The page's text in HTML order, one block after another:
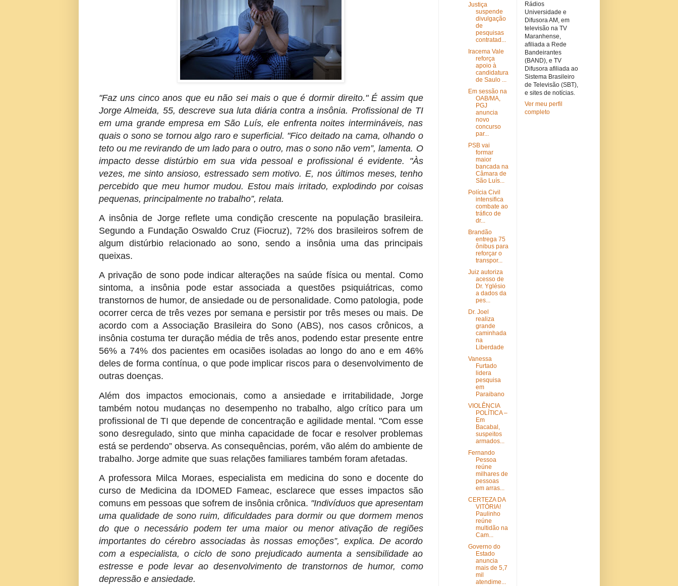
"Faz uns cinco anos que eu não sei mais o que é dormir direito." É assim que
Jorge Almeida, 55, descreve sua luta diária contra a insônia. Profissional de TI
em uma grande empresa em São Luís, ele enfrenta noites intermináveis, nas
quais o sono se tornou algo raro e superficial. "Fico deitado na cama, olhando o
teto ou me revirando de um lado para o outro, mas o sono não vem”, lamenta. O
impacto desse distúrbio em sua vida pessoal e profissional é evidente. "Às
vezes, me sinto ansioso, estressado sem motivo. E, nos últimos meses, tenho
percebido que meu humor mudou. Estou mais irritado, explodindo por coisas
pequenas, principalmente no trabalho”, relata.
A insônia de Jorge reflete uma condição crescente na população brasileira.
Segundo a Fundação Oswaldo Cruz (Fiocruz), 72% dos brasileiros sofrem de
algum distúrbio relacionado ao sono, sendo a insônia uma das principais
queixas.
A privação de sono pode indicar alterações na saúde física ou mental. Como
sintoma, a insônia pode estar associada a questões psiquiátricas, como
transtornos de humor, de ansiedade ou de personalidade. Como patologia, pode
ocorrer cerca de três vezes por semana e persistir por três meses ou mais. De
acordo com a Associação Brasileira do Sono (ABS), nos casos crônicos, a
insônia costuma ter duração média de três anos, podendo estar presente entre
56% a 74% dos pacientes em ocasiões isoladas ao longo do ano e em 46%
deles de forma contínua, o que pode implicar riscos para o desenvolvimento de
outras doenças.
Além dos impactos emocionais, como a ansiedade e irritabilidade, Jorge
também notou mudanças no desempenho no trabalho, algo crítico para um
profissional de TI que depende de concentração e agilidade mental. "Com esse
sono desregulado, sinto que minha capacidade de focar e resolver problemas
está se perdendo” observa. As consequências, porém, vão além do ambiente de
trabalho. Jorge admite que suas relações familiares também foram afetadas.
A professora Milca Moraes, especialista em medicina do sono e docente do
curso de Medicina da IDOMED Fameac, esclarece que esses impactos são
comuns em pessoas que sofrem de insônia crônica. "Indivíduos que apresentam
uma qualidade de sono ruim, dificuldades para dormir ou que dormem menos
do que o necessário podem ter uma maior ou menor ativação de regiões
importantes do cérebro associadas às nossas emoções”, explica. De acordo
com a especialista, o ciclo de sono prejudicado aumenta a sensibilidade ao
estresse e pode levar ao desenvolvimento de transtornos de humor, como
depressão e ansiedade.
Justiça
suspende
divulgação
de
pesquisas
contratad...
Iracema Vale
reforça
apoio à
candidatura
de Saulo ...
Em sessão na
OAB/MA,
PGJ
anuncia
novo
concurso
par...
PSB vai
formar
maior
bancada na
Câmara de
São Luís...
Polícia Civil
intensifica
combate ao
tráfico de
dr...
Brandão
entrega 75
ônibus para
reforçar o
transpor...
Juiz autoriza
acesso de
Dr. Yglésio
a dados da
pes...
Dr. Joel
realiza
grande
caminhada
na
Liberdade
Vanessa
Furtado
lidera
pesquisa
em
Paraibano
VIOLÊNCIA
POLÍTICA –
Em
Bacabal,
suspeitos
armados...
Fernando
Pessoa
reúne
milhares de
pessoas
em arras...
CERTEZA DA
VITÓRIA!
Paulinho
reúne
multidão na
Cam...
Governo do
Estado
anuncia
mais de 5,7
mil
atendime...
Rádios
Universidade e
Difusora AM, em
televisão na TV
Maranhense,
afiliada a Rede
Bandeirantes
(BAND), e TV
Difusora afiliada ao
Sistema Brasileiro
de Televisão (SBT),
e sites de notícias.
Ver meu perfil
completo